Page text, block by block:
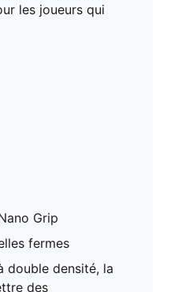
les joueurs qui
Grip
fermes
double densité, la
des